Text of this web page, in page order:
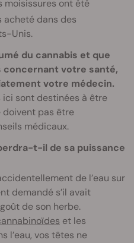
moisissures ont été
acheté dans des
Unis.
du cannabis et que
concernant votre santé,
votre médecin.
sont destinées à être
pas être
médicaux.
t-il de sa puissance
de l’eau sur
demandé s’il avait
de son herbe.
et les
l’eau, vos têtes ne